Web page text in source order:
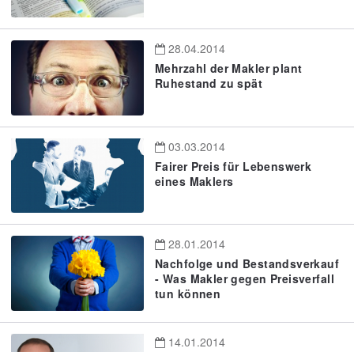
28.04.2014
Mehrzahl der Makler plant
Ruhestand zu spät
03.03.2014
Fairer Preis für Lebenswerk
eines Maklers
28.01.2014
Nachfolge und Bestandsverkauf
- Was Makler gegen Preisverfall
tun können
14.01.2014